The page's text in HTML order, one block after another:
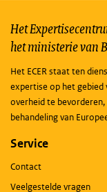
Het
het ministerie van
Het ECER staat ten
expertise op het gebied
overheid te
behandeling van
Service
Contact
Veelgestelde vragen